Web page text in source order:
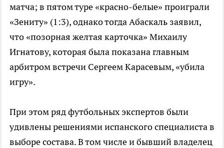
матча; в пятом туре «красно-белые» проиграли
«Зениту» (1:3), однако тогда Абаскаль заявил,
что «позорная желтая карточка» Михаилу
Игнатову, которая была показана главным
арбитром встречи Сергеем Карасевым, «убила
игру».
При этом ряд футбольных экспертов были
удивлены решениями испанского специалиста в
выборе состава. В том числе и бывший владелец